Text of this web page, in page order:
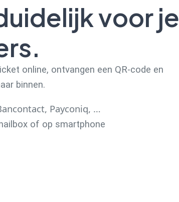
voor je
online, ontvangen een QR-code en
binnen.
Payconiq, …
of op smartphone